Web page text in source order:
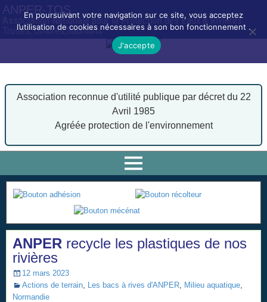
ANPER-TOS
Association Nationale pour la Protection des Eaux & Rivières
Truites, Ombres,Saumons
Association reconnue d'utilité publique par décret du 22
Avril 1985
Agréée protection de l'environnement
ANPER recycle les plastiques de nos
rivières
12 mars 2023
Actions de terrain, Les bacs à rives d'ANPER, Milieu aquatique,
Normandie
En poursuivant votre navigation sur ce site, vous acceptez
l’utilisation de cookies nécessaires à son bon fonctionnement .
J'accepte